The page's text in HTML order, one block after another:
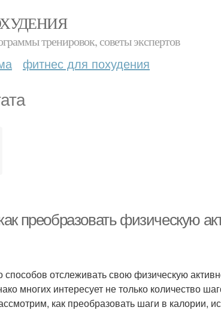
тренировок, советы экспертов
фитнес для похудения
преобразовать физическую
отслеживать свою физическую
многих интересует не только количество
как преобразовать шаги в калории,